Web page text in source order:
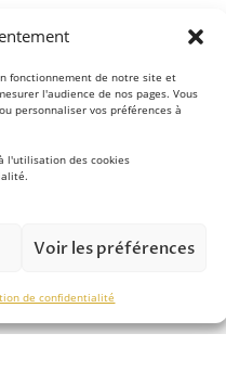
fonctionnement de notre site et
l'audience de nos pages. Vous
personnaliser vos préférences à
l'utilisation des cookies
Voir les préférences
de confidentialité
d’experts
au service de la
hauteur et vous
vos projets.